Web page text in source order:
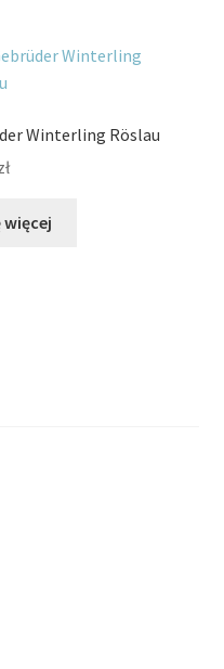
Winterling Röslau
więcej